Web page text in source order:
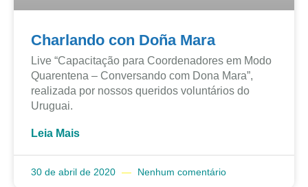
Charlando con Doña Mara
Live “Capacitação para Coordenadores em Modo
Quarentena – Conversando com Dona Mara”,
realizada por nossos queridos voluntários do
Uruguai.
Leia Mais
30 de abril de 2020 Nenhum comentário